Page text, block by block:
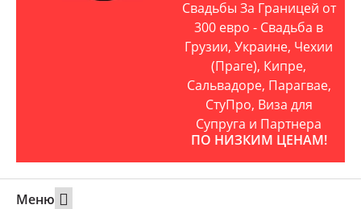
Свадьбы За Границей от
300 евро - Свадьба в
Грузии, Украине, Чехии
(Праге), Кипре,
Сальвадоре, Парагвае,
СтуПро, Виза для
Супруга и Партнера
ПО НИЗКИМ ЦЕНАМ!
Меню